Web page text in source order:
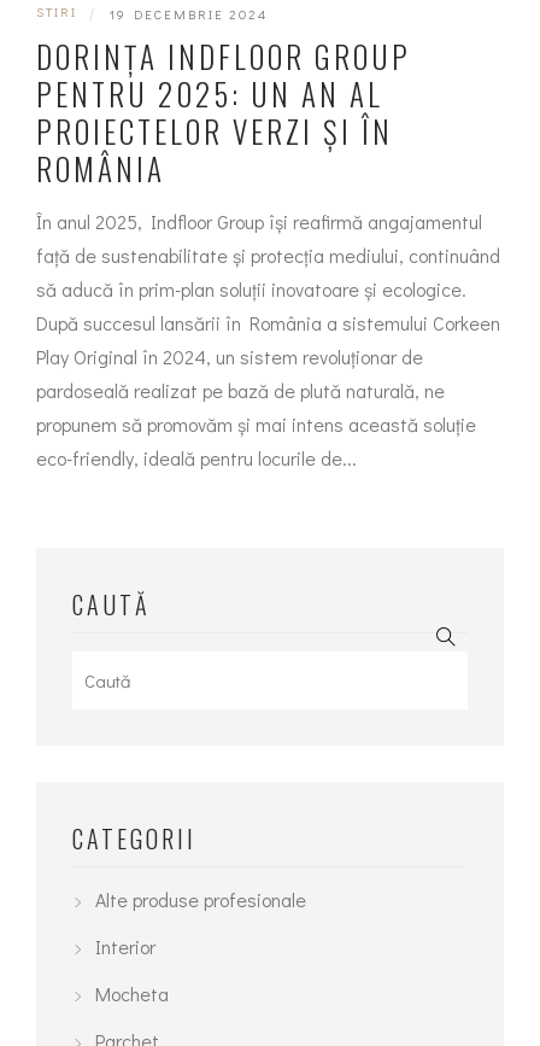
STIRI | 19 DECEMBRIE 2024
DORINȚA INDFLOOR GROUP
PENTRU 2025: UN AN AL
PROIECTELOR VERZI ȘI ÎN
ROMÂNIA
În anul 2025, Indfloor Group își reafirmă angajamentul
față de sustenabilitate și protecția mediului, continuând
să aducă în prim-plan soluții inovatoare și ecologice.
După succesul lansării în România a sistemului Corkeen
Play Original în 2024, un sistem revoluționar de
pardoseală realizat pe bază de plută naturală, ne
propunem să promovăm și mai intens această soluție
eco-friendly, ideală pentru locurile de...
CAUTĂ
CATEGORII
Alte produse profesionale
Interior
Mocheta
Parchet